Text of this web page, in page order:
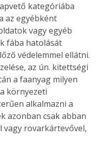
kategóriába
az egyébként
vagy egyéb
fába hatolását
védelemmel ellátni.
az ún. kitettségi
a faanyag milyen
környezeti
alkalmazni a
azonban csak abban
vagy rovarkártevővel,